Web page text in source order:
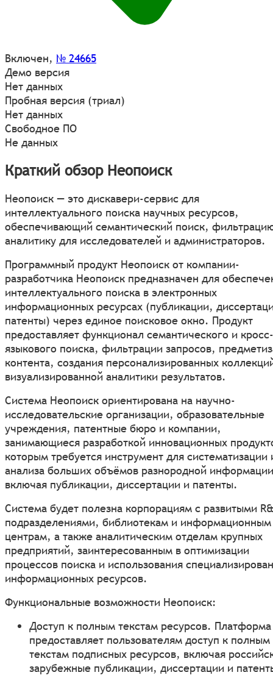
Включен, № 24665
Демо версия
Нет данных
Пробная версия (триал)
Нет данных
Свободное ПО
Не данных
Краткий обзор Неопоиск
Неопоиск — это дискавери-сервис для
интеллектуального поиска научных ресурсов,
обеспечивающий семантический поиск,
аналитику для исследователей и администраторов.
Программный продукт Неопоиск от компании-
разработчика Неопоиск предназначен для
интеллектуального поиска в электронных
информационных ресурсах (публикации,
патенты) через единое поисковое окно. Продукт
предоставляет функционал семантического и кросс-
языкового поиска, фильтрации запросов,
контента, создания персонализированных
визуализированной аналитики результатов.
Система Неопоиск ориентирована на научно-
исследовательские организации, образовательные
учреждения, патентные бюро и компании,
занимающиеся разработкой инновационных
которым требуется инструмент для систематизации
анализа больших объёмов разнородной
включая публикации, диссертации и патенты.
Система будет полезна корпорациям с развитыми
подразделениями, библиотекам и информационным
центрам, а также аналитическим отделам крупных
предприятий, заинтересованным в оптимизации
процессов поиска и использования
информационных ресурсов.
Функциональные возможности Неопоиск:
Доступ к полным текстам ресурсов. Платформа
предоставляет пользователям доступ к полным
текстам подписных ресурсов, включая
зарубежные публикации, диссертации и